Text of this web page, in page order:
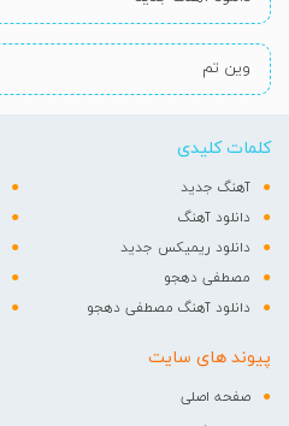
وین تم
کلمات کلیدی
آهنگ جدید
دانلود آهنگ
دانلود ریمیکس جدید
مصطفی دهجو
دانلود آهنگ مصطفی دهجو
پیوند های سایت
صفحه اصلی